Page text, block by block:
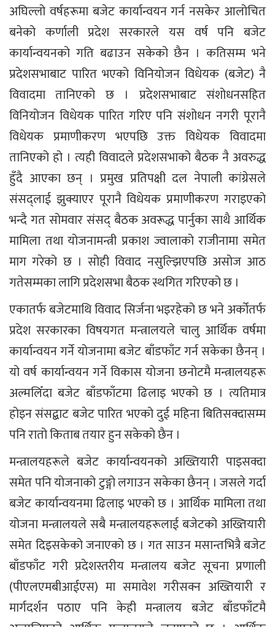
अघिल्लो वर्षहरूमा बजेट कार्यान्वयन गर्न नसकेर आलोचित
बनेको कर्णाली प्रदेश सरकारले यस वर्ष पनि बजेट
कार्यान्वयनको गति बढाउन सकेको छैन । कतिसम्म भने
प्रदेशसभाबाट पारित भएको विनियोजन विधेयक (बजेट) नै
विवादमा तानिएको छ । प्रदेशसभाबाट संशोधनसहित
विनियोजन विधेयक पारित गरिए पनि संशोधन नगरी पूरानै
विधेयक प्रमाणीकरण भएपछि उक्त विधेयक विवादमा
तानिएको हो । त्यही विवादले प्रदेशसभाको बैठक नै अवरुद्ध
हुँदै आएका छन् । प्रमुख प्रतिपक्षी दल नेपाली कांग्रेसले
संसद्लाई झुक्याएर पूरानै विधेयक प्रमाणीकरण गराइएको
भन्दै गत सोमवार संसद् बैठक अवरूद्ध पार्नुका साथै आर्थिक
मामिला तथा योजनामन्त्री प्रकाश ज्वालाको राजीनामा समेत
माग गरेको छ । सोही विवाद नसुल्झिएपछि असोज आठ
गतेसम्मका लागि प्रदेशसभा बैठक स्थगित गरिएको छ ।
एकातर्फ बजेटमाथि विवाद सिर्जना भइरहेको छ भने अर्कोतर्फ
प्रदेश सरकारका विषयगत मन्त्रालयले चालु आर्थिक वर्षमा
कार्यान्वयन गर्ने योजनामा बजेट बाँडफाँट गर्न सकेका छैनन् ।
यो वर्ष कार्यान्वयन गर्ने विकास योजना छनोटमै मन्त्रालयहरू
अल्मलिँदा बजेट बाँडफाँटमा ढिलाइ भएको छ । त्यतिमात्र
होइन संसद्बाट बजेट पारित भएको दुई महिना बितिसक्दासम्म
पनि रातो किताब तयार हुन सकेको छैन ।
मन्त्रालयहरूले बजेट कार्यान्वयनको अख्तियारी पाइसक्दा
समेत पनि योजनाको टुङ्गो लगाउन सकेका छैनन् । जसले गर्दा
बजेट कार्यान्वयनमा ढिलाइ भएको छ । आर्थिक मामिला तथा
योजना मन्त्रालयले सबै मन्त्रालयहरूलाई बजेटको अख्तियारी
समेत दिइसकेको जनाएको छ । गत साउन मसान्तभित्रै बजेट
बाँडफाँट गरी प्रदेशस्तरीय मन्त्रालय बजेट सूचना प्रणाली
(पीएलएमबीआईएस) मा समावेश गरीसक्न अख्तियारी र
मार्गदर्शन पठाए पनि केही मन्त्रालय बजेट बाँडफाँटमै